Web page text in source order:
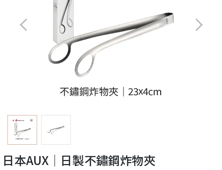
日本AUX│日製不鏽鋼炸物夾